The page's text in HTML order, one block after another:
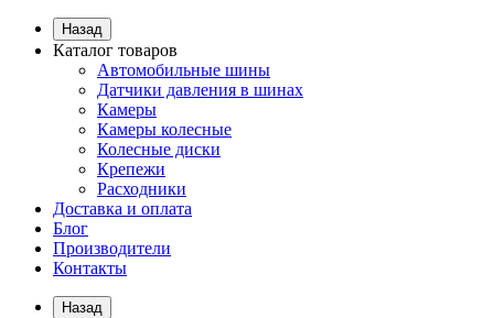
Назад
Каталог товаров
Автомобильные шины
Датчики давления в шинах
Камеры
Камеры колесные
Колесные диски
Крепежи
Расходники
Доставка и оплата
Блог
Производители
Контакты
Назад